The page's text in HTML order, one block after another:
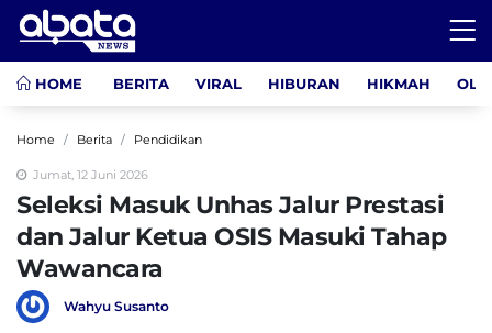
HOME BERITA VIRAL HIBURAN HIKMAH
Home Berita Pendidikan
Jumat, 12 Juni 2026
Seleksi Masuk Unhas Jalur Prestasi
dan Jalur Ketua OSIS Masuki Tahap
Wawancara
Wahyu Susanto